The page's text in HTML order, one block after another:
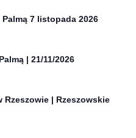
7 listopada 2026
| 21/11/2026
Rzeszowie | Rzeszowskie